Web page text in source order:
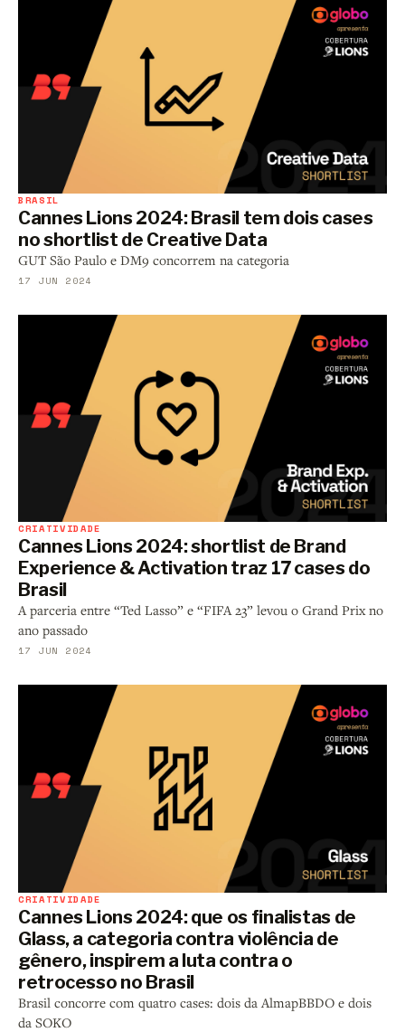
BRASIL
Cannes Lions 2024: Brasil tem dois cases
no shortlist de Creative Data
GUT São Paulo e DM9 concorrem na categoria
17 JUN 2024
CRIATIVIDADE
Cannes Lions 2024: shortlist de Brand
Experience & Activation traz 17 cases do
Brasil
A parceria entre “Ted Lasso” e “FIFA 23” levou o Grand Prix no
ano passado
17 JUN 2024
CRIATIVIDADE
Cannes Lions 2024: que os finalistas de
Glass, a categoria contra violência de
gênero, inspirem a luta contra o
retrocesso no Brasil
Brasil concorre com quatro cases: dois da AlmapBBDO e dois
da SOKO